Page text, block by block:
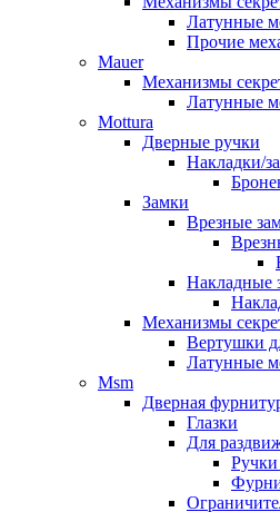
Латунные
Прочие
Mauer
Механизмы
Латунные
Mottura
Дверные ручки
Накладки/
Замки
Врезные
Накладные
Механизмы
Вертушки
Латунные
Msm
Дверная
Глазки
Для